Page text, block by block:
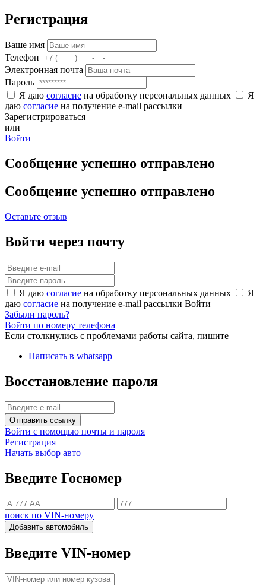
Регистрация
Ваше имя
Телефон
Электронная почта
Пароль
Я даю согласие на обработку персональных данных
Я
даю согласие на получение e-mail рассылки
Зарегистрироваться
или
Войти
Сообщение успешно отправлено
Сообщение успешно отправлено
Оставьте отзыв
Войти через почту
Я даю согласие на обработку персональных данных
Я
даю согласие на получение e-mail рассылки Войти
Забыли пароль?
Войти по номеру телефона
Если столкнулись с проблемами работы сайта, пишите
Написать в whatsapp
Восстановление пароля
Отправить ссылку
Войти с помощью почты и пароля
Регистрация
Начать выбор авто
Введите Госномер
поиск по VIN-номеру
Добавить автомобиль
Введите VIN-номер